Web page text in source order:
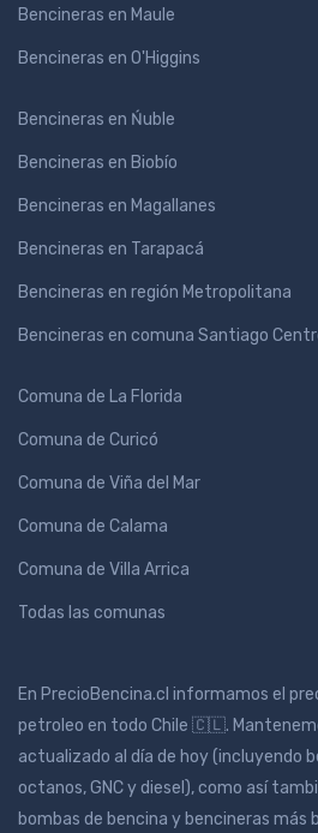
Bencineras en Maule
Bencineras en O'Higgins
Bencineras en Ńuble
Bencineras en Biobío
Bencineras en Magallanes
Bencineras en Tarapacá
Bencineras en región Metropolitana
Bencineras en comuna Santiago
Comuna de La Florida
Comuna de Curicó
Comuna de Viña del Mar
Comuna de Calama
Comuna de Villa Arrica
Todas las comunas
En PrecioBencina.cl informamos el
petroleo en todo Chile 🇨🇱.
actualizado al día de hoy (incluyendo
octanos, GNC y diesel), como así
bombas de bencina y bencineras más